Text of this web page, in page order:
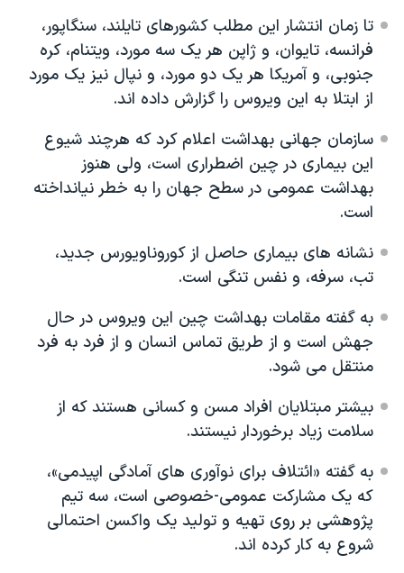
تا زمان انتشار این مطلب کشورهای تایلند، سنگاپور،
فرانسه، تایوان، و ژاپن هر یک سه مورد، ویتنام، کره
جنوبی، و آمریکا هر یک دو مورد، و نپال نیز یک مورد
از ابتلا به این ویروس را گزارش داده اند.
سازمان جهانی بهداشت اعلام کرد که هرچند شیوع
این بیماری در چین اضطراری است، ولی هنوز
بهداشت عمومی در سطح جهان را به خطر نیانداخته
است.
نشانه های بیماری حاصل از کوروناویورس جدید،
تب، سرفه، و نفس تنگی است.
به گفته مقامات بهداشت چین این ویروس در حال
جهش است و از طریق تماس انسان و از فرد به فرد
منتقل می شود.
بیشتر مبتلایان افراد مسن و کسانی هستند که از
سلامت زیاد برخوردار نیستند.
به گفته «ائتلاف برای نوآوری های آمادگی اپیدمی»،
که یک مشارکت عمومی-خصوصی است، سه تیم
پژوهشی بر روی تهیه و تولید یک واکسن احتمالی
شروع به کار کرده اند.